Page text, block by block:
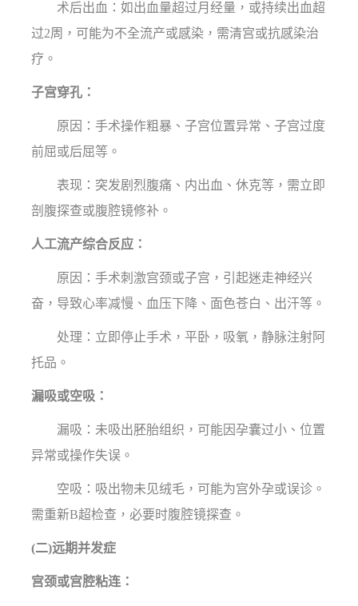
术后出血：如出血量超过月经量，或持续出血超
过2周，可能为不全流产或感染，需清宫或抗感染治
疗。
子宫穿孔：
原因：手术操作粗暴、子宫位置异常、子宫过度
前屈或后屈等。
表现：突发剧烈腹痛、内出血、休克等，需立即
剖腹探查或腹腔镜修补。
人工流产综合反应：
原因：手术刺激宫颈或子宫，引起迷走神经兴
奋，导致心率减慢、血压下降、面色苍白、出汗等。
处理：立即停止手术，平卧，吸氧，静脉注射阿
托品。
漏吸或空吸：
漏吸：未吸出胚胎组织，可能因孕囊过小、位置
异常或操作失误。
空吸：吸出物未见绒毛，可能为宫外孕或误诊。
需重新B超检查，必要时腹腔镜探查。
(二)远期并发症
宫颈或宫腔粘连：